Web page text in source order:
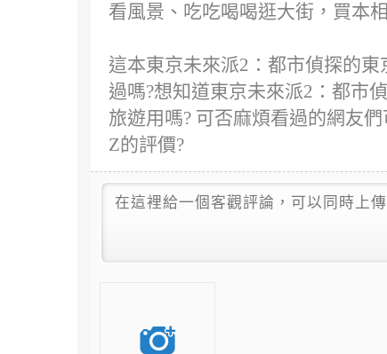
看風景、吃吃喝喝逛大街，買本
這本東京未來派2：都市偵探的
過嗎?想知道東京未來派2：都市
旅遊用嗎? 可否麻煩看過的網友
Z的評價?